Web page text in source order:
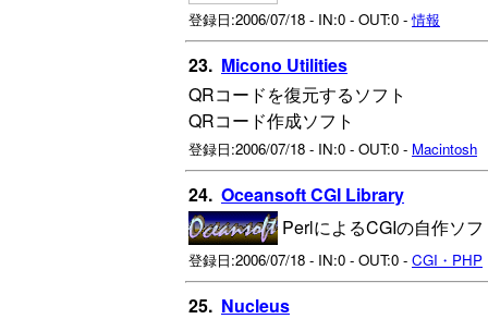
登録日:2006/07/18 - IN:0 - OUT:0 -情報
23. Micono Utilities
QRコードを復元するソフト
QRコード作成ソフト
登録日:2006/07/18 - IN:0 - OUT:0 - Macintosh
24. Oceansoft CGI Library
PerlによるCGIの自作ソ
登録日:2006/07/18 - IN:0 - OUT:0 - CGI・PHP
25. Nucleus